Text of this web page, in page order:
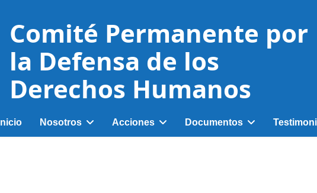
Comité Permanente por
la Defensa de los
Derechos Humanos
Inicio Nosotros Acciones Documentos